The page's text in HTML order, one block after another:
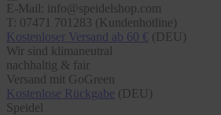
E-Mail: info@speidelshop.com
T: 07471 701283 (Kundenhotline)
Kostenloser Versand ab 60 € (DEU)
Wir sind klimaneutral
nachhaltig & fair
Versand mit GoGreen
Kostenlose Rückgabe (DEU)
Speidel